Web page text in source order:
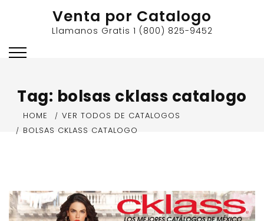
Venta por Catalogo
Llamanos Gratis 1 (800) 825-9452
Tag: bolsas cklass catalogo
HOME
VER TODOS DE CATALOGOS
BOLSAS CKLASS CATALOGO